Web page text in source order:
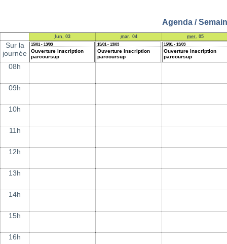
Agenda /
15/01 - 13/03
Ouverture inscription
parcoursup
15/01 - 13/03
Ouverture inscription
parcoursup
15/01 - 13/03
Ouverture inscription
parcoursup
lun. 03 mar. 04 mer. 05
Sur la
journée
08h
09h
10h
11h
12h
13h
14h
15h
16h